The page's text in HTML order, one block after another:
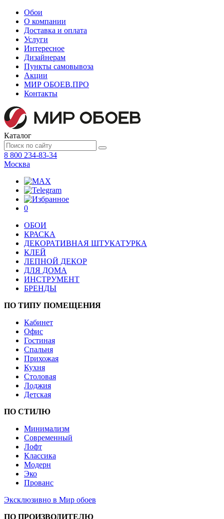
Обои
О компании
Доставка и оплата
Услуги
Интересное
Дизайнерам
Пункты самовывоза
Акции
МИР ОБОЕВ.ПРО
Контакты
Каталог
8 800 234-83-34
Москва
0
ОБОИ
КРАСКА
ДЕКОРАТИВНАЯ ШТУКАТУРКА
КЛЕЙ
ЛЕПНОЙ ДЕКОР
ДЛЯ ДОМА
ИНСТРУМЕНТ
БРЕНДЫ
ПО ТИПУ ПОМЕЩЕНИЯ
Кабинет
Офис
Гостиная
Спальня
Прихожая
Кухня
Столовая
Лоджия
Детская
ПО СТИЛЮ
Минимализм
Современный
Лофт
Классика
Модерн
Эко
Прованс
Эксклюзивно в Мир обоев
ПО ПРОИЗВОДИТЕЛЮ